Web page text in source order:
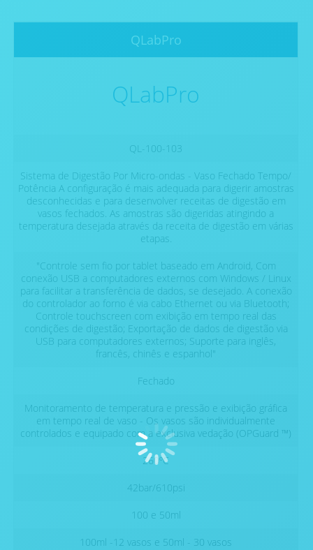
QLabPro
QLabPro
QL-100-103
Sistema de Digestão Por Micro-ondas - Vaso Fechado Tempo/
Potência A configuração é mais adequada para digerir amostras
desconhecidas e para desenvolver receitas de digestão em
vasos fechados. As amostras são digeridas atingindo a
temperatura desejada através da receita de digestão em várias
etapas.
"Controle sem fio por tablet baseado em Android, Com
conexão USB a computadores externos com Windows / Linux
para facilitar a transferência de dados, se desejado. A conexão
do controlador ao forno é via cabo Ethernet ou via Bluetooth;
Controle touchscreen com exibição em tempo real das
condições de digestão; Exportação de dados de digestão via
USB para computadores externos; Suporte para inglês,
francês, chinês e espanhol"
Fechado
Monitoramento de temperatura e pressão e exibição gráfica
em tempo real de vaso - Os vasos são individualmente
controlados e equipado com a exclusiva vedação (OPGuard ™)
260ºC
42bar/610psi
100 e 50ml
100ml -12 vasos e 50ml - 30 vasos